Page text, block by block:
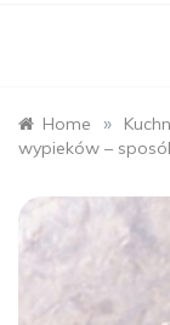
Home »
wypieków –